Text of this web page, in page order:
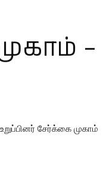
–
சேர்க்கை முகாம்